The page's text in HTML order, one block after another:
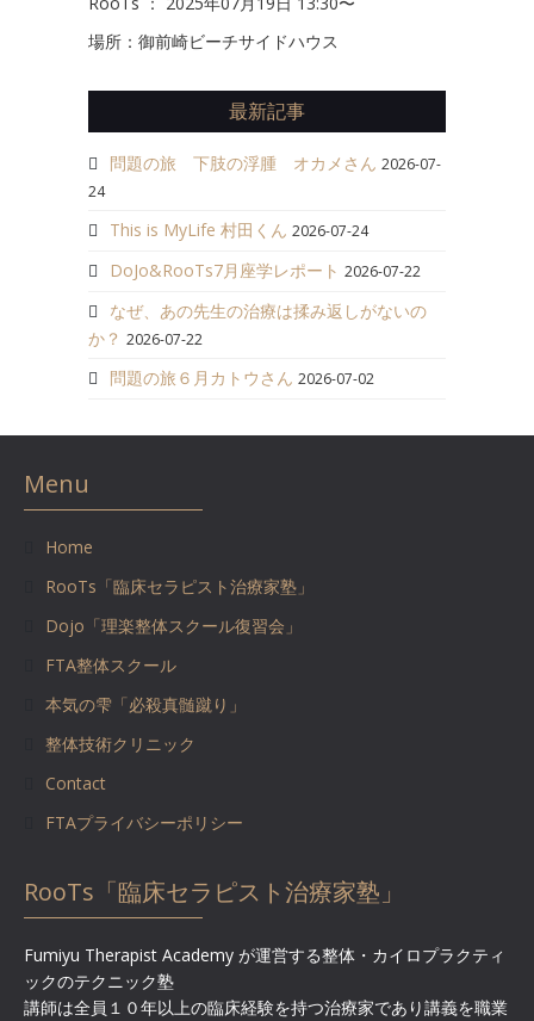
場所：御前崎ビーチサイドハウス
最新記事
問題の旅 下肢の浮腫 オカメさん 2026-07-
24
This is MyLife 村田くん 2026-07-24
DoJo&RooTs7月座学レポート 2026-07-22
なぜ、あの先生の治療は揉み返しがないの
か？ 2026-07-22
問題の旅６月カトウさん 2026-07-02
Menu
Home
RooTs「臨床セラピスト治療家塾」
Dojo「理楽整体スクール復習会」
FTA整体スクール
本気の雫「必殺真髄蹴り」
整体技術クリニック
Contact
FTAプライバシーポリシー
RooTs「臨床セラピスト治療家塾」
Fumiyu Therapist Academy が運営する整体・カイロプラクティ
ックのテクニック塾
講師は全員１０年以上の臨床経験を持つ治療家であり講義を職業